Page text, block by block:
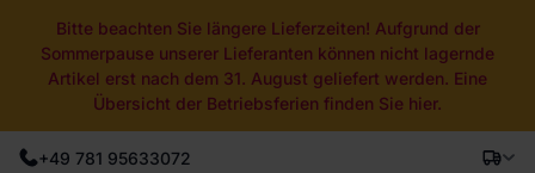
Bitte beachten Sie längere Lieferzeiten! Aufgrund der
Sommerpause unserer Lieferanten können nicht lagernde
Artikel erst nach dem 31. August geliefert werden. Eine
Übersicht der Betriebsferien finden Sie hier.
+49 781 95633072